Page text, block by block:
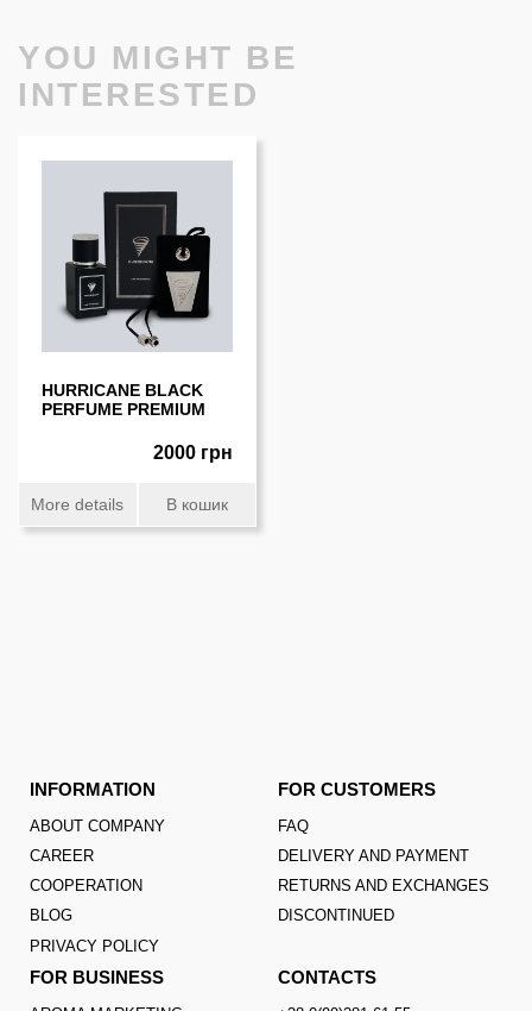
YOU MIGHT BE
INTERESTED
HURRICANE BLACK
PERFUME PREMIUM
2000 грн
More details В кошик
INFORMATION
ABOUT COMPANY
CAREER
COOPERATION
BLOG
PRIVACY POLICY
FOR CUSTOMERS
FAQ
DELIVERY AND PAYMENT
RETURNS AND EXCHANGES
DISCONTINUED
FOR BUSINESS CONTACTS